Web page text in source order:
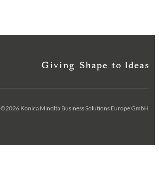
©2026 Konica Minolta Business Solutions Europe GmbH